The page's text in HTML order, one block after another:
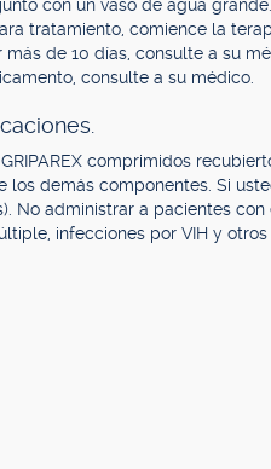
con un vaso de agua
tratamiento, comience la
más de 10 días, consulte a su
consulte a su médico.
comprimidos
los demás componentes. Si
No administrar a pacientes
infecciones por VIH y